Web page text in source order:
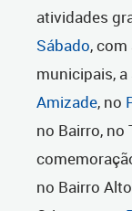
atividades
Sábado,
municipais,
Amizade, no
no Bairro, no
no Bairro